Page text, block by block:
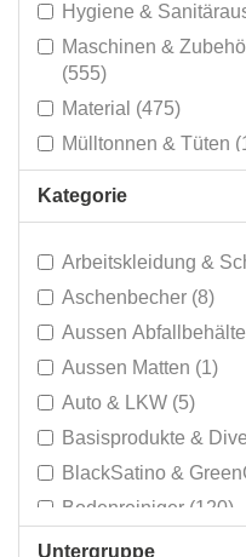
Hygiene &
Maschinen &
(555)
Material (475)
Mülltonnen & Tüten
Reinigungswagen &
Schmutzmatten (14)
Sonderverkauf (315)
Kategorie
Arbeitskleidung &
Aschenbecher (8)
Aussen
Aussen Matten (1)
Auto & LKW (5)
Basisprodukte &
BlackSatino &
Bodenreiniger (120)
BubbleFlush - Ohne
Untergruppe